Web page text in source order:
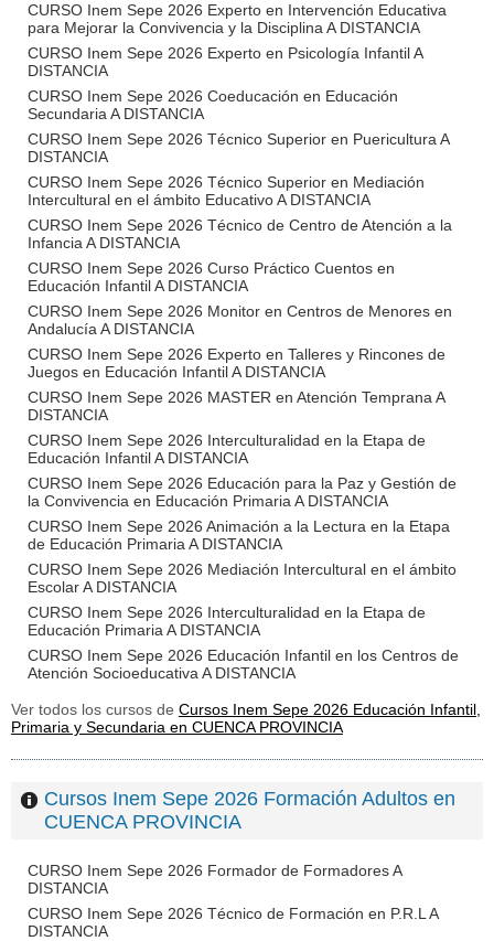
CURSO Inem Sepe 2026 Experto en Intervención Educativa
para Mejorar la Convivencia y la Disciplina A DISTANCIA
CURSO Inem Sepe 2026 Experto en Psicología Infantil A
DISTANCIA
CURSO Inem Sepe 2026 Coeducación en Educación
Secundaria A DISTANCIA
CURSO Inem Sepe 2026 Técnico Superior en Puericultura A
DISTANCIA
CURSO Inem Sepe 2026 Técnico Superior en Mediación
Intercultural en el ámbito Educativo A DISTANCIA
CURSO Inem Sepe 2026 Técnico de Centro de Atención a la
Infancia A DISTANCIA
CURSO Inem Sepe 2026 Curso Práctico Cuentos en
Educación Infantil A DISTANCIA
CURSO Inem Sepe 2026 Monitor en Centros de Menores en
Andalucía A DISTANCIA
CURSO Inem Sepe 2026 Experto en Talleres y Rincones de
Juegos en Educación Infantil A DISTANCIA
CURSO Inem Sepe 2026 MASTER en Atención Temprana A
DISTANCIA
CURSO Inem Sepe 2026 Interculturalidad en la Etapa de
Educación Infantil A DISTANCIA
CURSO Inem Sepe 2026 Educación para la Paz y Gestión de
la Convivencia en Educación Primaria A DISTANCIA
CURSO Inem Sepe 2026 Animación a la Lectura en la Etapa
de Educación Primaria A DISTANCIA
CURSO Inem Sepe 2026 Mediación Intercultural en el ámbito
Escolar A DISTANCIA
CURSO Inem Sepe 2026 Interculturalidad en la Etapa de
Educación Primaria A DISTANCIA
CURSO Inem Sepe 2026 Educación Infantil en los Centros de
Atención Socioeducativa A DISTANCIA
Ver todos los cursos de Cursos Inem Sepe 2026 Educación Infantil,
Primaria y Secundaria en CUENCA PROVINCIA
Cursos Inem Sepe 2026 Formación Adultos en
CUENCA PROVINCIA
CURSO Inem Sepe 2026 Formador de Formadores A
DISTANCIA
CURSO Inem Sepe 2026 Técnico de Formación en P.R.L A
DISTANCIA